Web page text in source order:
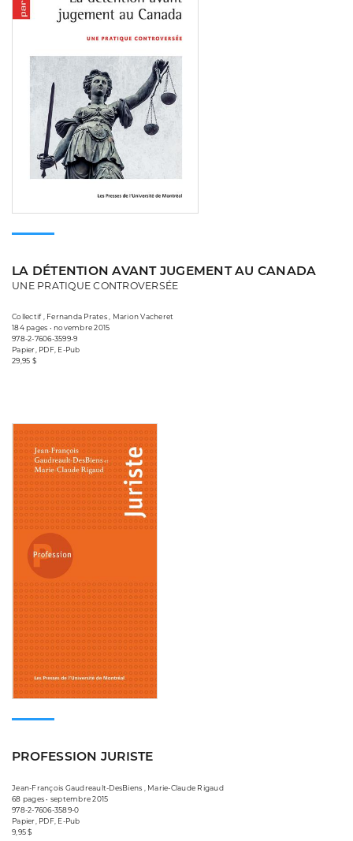
LA DÉTENTION AVANT JUGEMENT AU CANADA
UNE PRATIQUE CONTROVERSÉE
Collectif , Fernanda Prates , Marion Vacheret
184 pages • novembre 2015
978-2-7606-3599-9
Papier, PDF, E-Pub
29,95 $
PROFESSION JURISTE
Jean-François Gaudreault-DesBiens , Marie-Claude Rigaud
68 pages • septembre 2015
978-2-7606-3589-0
Papier, PDF, E-Pub
9,95 $